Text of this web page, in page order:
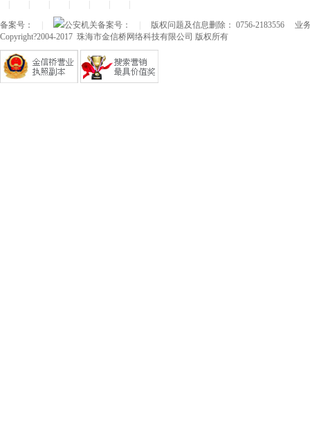
备案号： 公安机关备案号： 版权问题及信息删除： 0756-2183556
业
Copyright?2004-2017 珠海市金信桥网络科技有限公司 版权所有